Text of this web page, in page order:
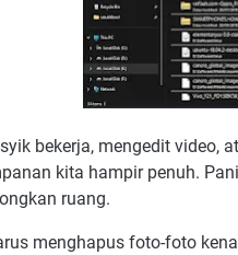
bekerja, mengedit video,
kita hampir penuh.
ruang.
menghapus foto-foto